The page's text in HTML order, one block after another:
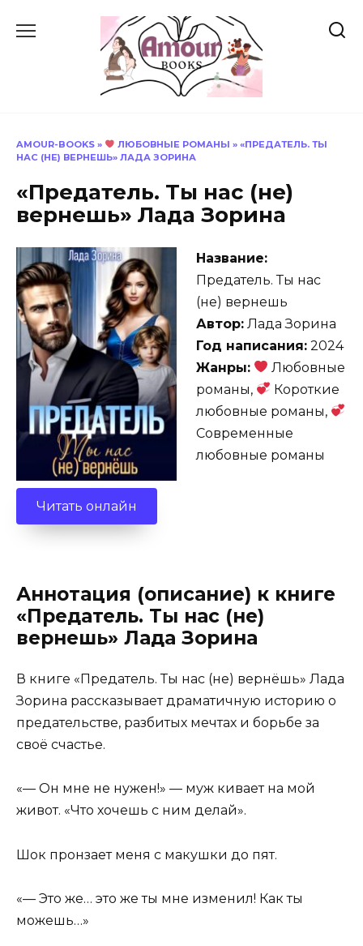
AMOUR-BOOKS » ЛЮБОВНЫЕ РОМАНЫ » «ПРЕДАТЕЛЬ. ТЫ
НАС (НЕ) ВЕРНЕШЬ» ЛАДА ЗОРИНА
«Предатель. Ты нас (не)
вернешь» Лада Зорина
Название:
Предатель. Ты нас
(не) вернешь
Автор: Лада Зорина
Год написания: 2024
Жанры:
Любовные
романы,
Короткие
любовные романы,
Современные
любовные романы
Читать онлайн
Аннотация (описание) к книге
«Предатель. Ты нас (не)
вернешь» Лада Зорина
В книге «Предатель. Ты нас (не) вернёшь» Лада
Зорина рассказывает драматичную историю о
предательстве, разбитых мечтах и борьбе за
своё счастье.
«— Он мне не нужен!» — муж кивает на мой
живот. «Что хочешь с ним делай».
Шок пронзает меня с макушки до пят.
«— Это же… это же ты мне изменил! Как ты
можешь…»